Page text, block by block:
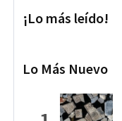
¡Lo más leído!
Lo Más Nuevo